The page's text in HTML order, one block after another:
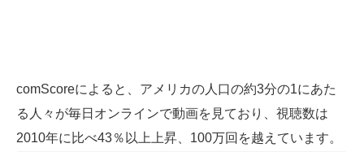
comScoreによると、アメリカの人口の約3分の1にあた
る人々が毎日オンラインで動画を見ており、視聴数は
2010年に比べ43％以上上昇、100万回を越えています。